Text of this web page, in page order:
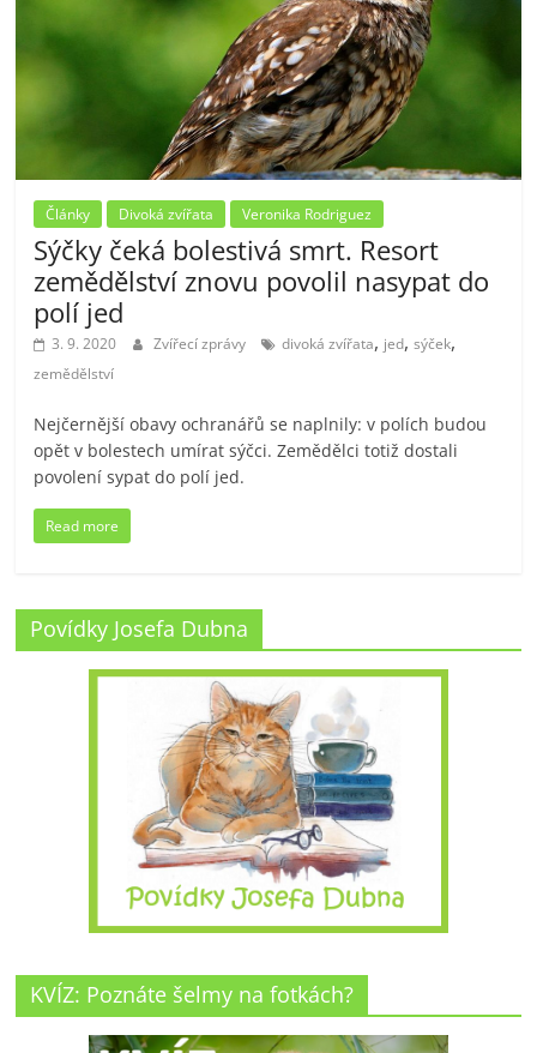
Články Divoká zvířata Veronika Rodriguez
Sýčky čeká bolestivá smrt. Resort
zemědělství znovu povolil nasypat do
polí jed
3. 9. 2020 Zvířecí zprávy divoká zvířata, jed,sýček,
zemědělství
Nejčernější obavy ochranářů se naplnily: v polích budou
opět v bolestech umírat sýčci. Zemědělci totiž dostali
povolení sypat do polí jed.
Read more
Povídky Josefa Dubna
KVÍZ: Poznáte šelmy na fotkách?